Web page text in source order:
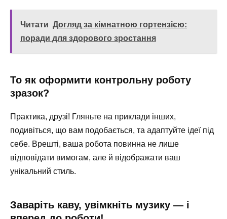
Читати Догляд за кімнатною гортензією:
поради для здорового зростання
То як оформити контрольну роботу
зразок?
Практика, друзі! Гляньте на приклади інших,
подивіться, що вам подобається, та адаптуйте ідеї під
себе. Врешті, ваша робота повинна не лише
відповідати вимогам, але й відображати ваш
унікальний стиль.
Заваріть каву, увімкніть музику — і